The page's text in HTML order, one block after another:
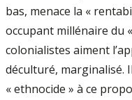
bas, menace la «
occupant millénaire du
colonialistes aiment
déculturé, marginalisé.
« ethnocide » à ce